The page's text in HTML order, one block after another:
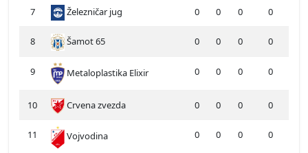
7 Železničar jug 0 0 0 0
8 Šamot 65 0 0 0 0
9 Metaloplastika Elixir 0 0 0 0
10 Crvena zvezda 0 0 0 0
11 Vojvodina 0 0 0 0